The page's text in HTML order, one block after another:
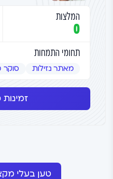
המלצות
0
תחומי התמחות
מאתר נזילות סוקר
זמינות
טען בעלי